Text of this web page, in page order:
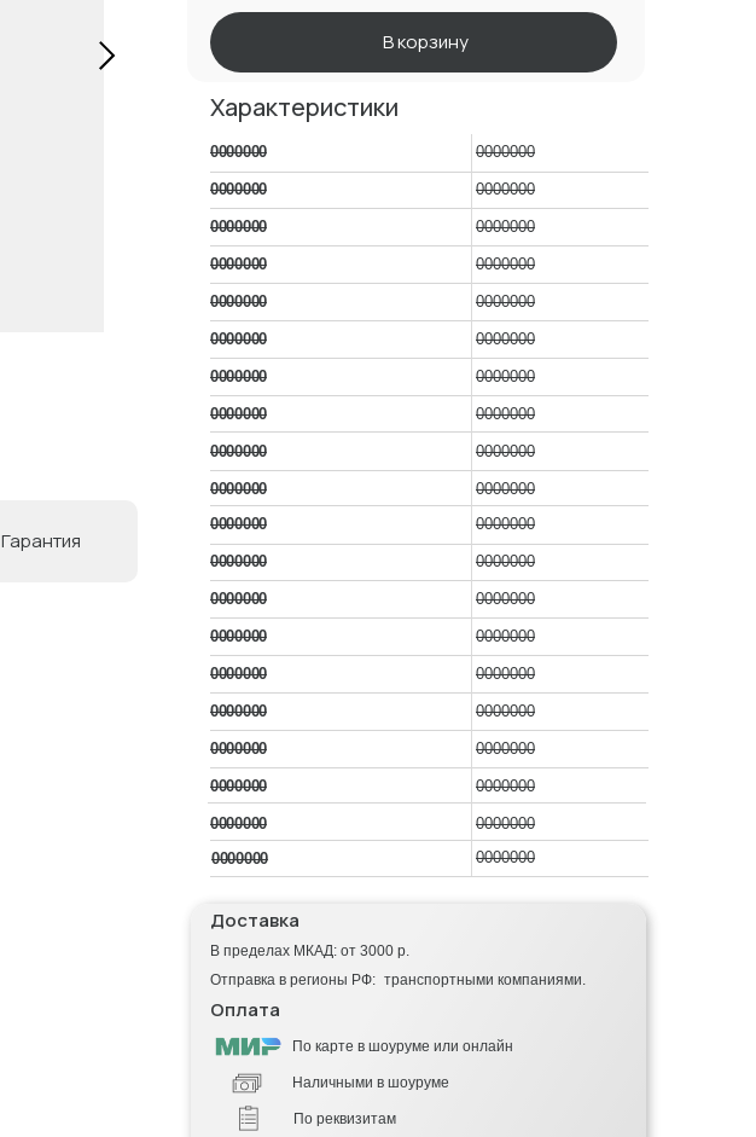
0000000
0000000
0000000
0000000
0000000
0000000
0000000
0000000
0000000
0000000
0000000
0000000
0000000
0000000
0000000
0000000
0000000
0000000
0000000
0000000
0000000
0000000
0000000
0000000
0000000
0000000
0000000
0000000
0000000
0000000
0000000
0000000
0000000
0000000
0000000
0000000
0000000
0000000
0000000
0000000
Характеристики
Гарантия
По реквизитам
Наличными в шоуруме
По карте в шоуруме или онлайн
Оплата
Доставка
В пределах МКАД: от 3000 р.
Отправка в регионы РФ: транспортными компаниями.
В корзину